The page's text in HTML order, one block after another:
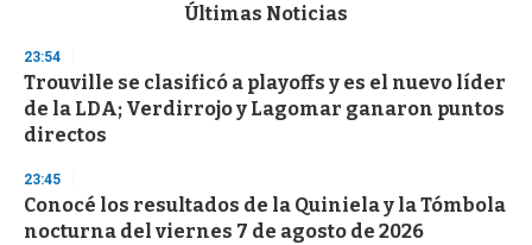
d
s
o
f
3
s
e
c
o
Últimas Noticias
23:54
Trouville se clasificó a playoffs y es el nuevo líder
de la LDA; Verdirrojo y Lagomar ganaron puntos
directos
23:45
Conocé los resultados de la Quiniela y la Tómbola
nocturna del viernes 7 de agosto de 2026